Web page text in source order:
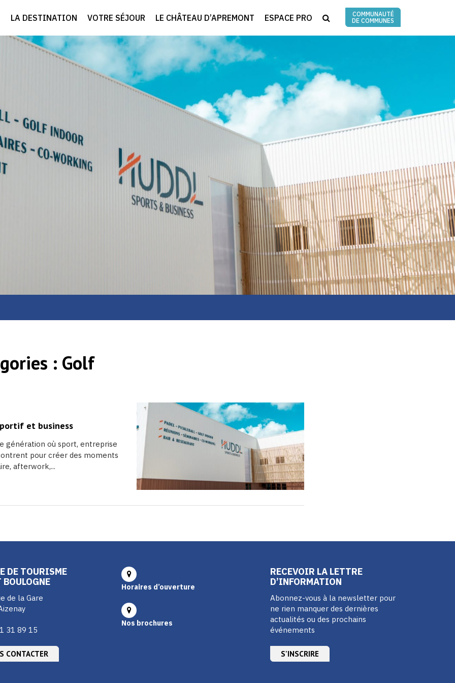
LA DESTINATION VOTRE SÉJOUR LE CHÂTEAU D’APREMONT ESPACE PRO RECHERCHE
COMMUNAUTÉ
DE COMMUNES
: Golf
et business
génération où sport, entreprise
pour créer des moments
afterwork,...
DE TOURISME
de la Gare
31 89 15
CONTACTER
Horaires d’ouverture
Nos brochures
RECEVOIR LA LETTRE
D’INFORMATION
Abonnez-vous à la newsletter pour
ne rien manquer des dernières
actualités ou des prochains
événements
S'INSCRIRE